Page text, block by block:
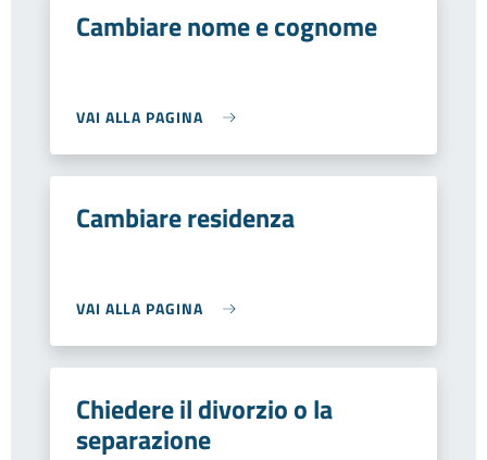
Cambiare nome e cognome
VAI ALLA PAGINA
Cambiare residenza
VAI ALLA PAGINA
Chiedere il divorzio o la
separazione